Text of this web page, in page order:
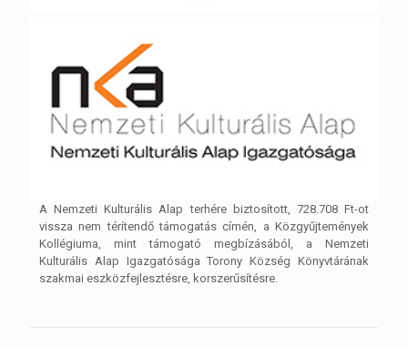
A Nemzeti Kulturális Alap terhére biztosított, 728.708 Ft-ot
vissza nem térítendő támogatás címén, a Közgyűjtemények
Kollégiuma, mint támogató megbízásából, a Nemzeti
Kulturális Alap Igazgatósága Torony Község Könyvtárának
szakmai eszközfejlesztésre, korszerűsítésre.